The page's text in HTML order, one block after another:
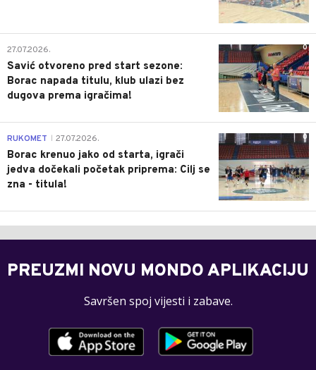
0
27.07.2026.
Savić otvoreno pred start sezone:
Borac napada titulu, klub ulazi bez
dugova prema igračima!
0
RUKOMET 27.07.2026.
Borac krenuo jako od starta, igrači
jedva dočekali početak priprema: Cilj se
zna - titula!
PREUZMI NOVU MONDO APLIKACIJU
Savršen spoj vijesti i zabave.